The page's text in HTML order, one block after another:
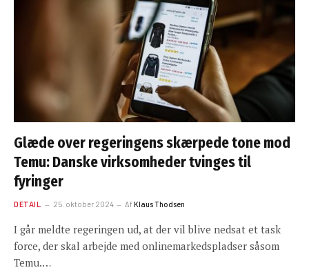
Glæde over regeringens skærpede tone mod
Temu: Danske virksomheder tvinges til
fyringer
DETAIL 25. oktober 2024 AfKlaus Thodsen
I går meldte regeringen ud, at der vil blive nedsat et task
force, der skal arbejde med onlinemarkedspladser såsom
Temu.…